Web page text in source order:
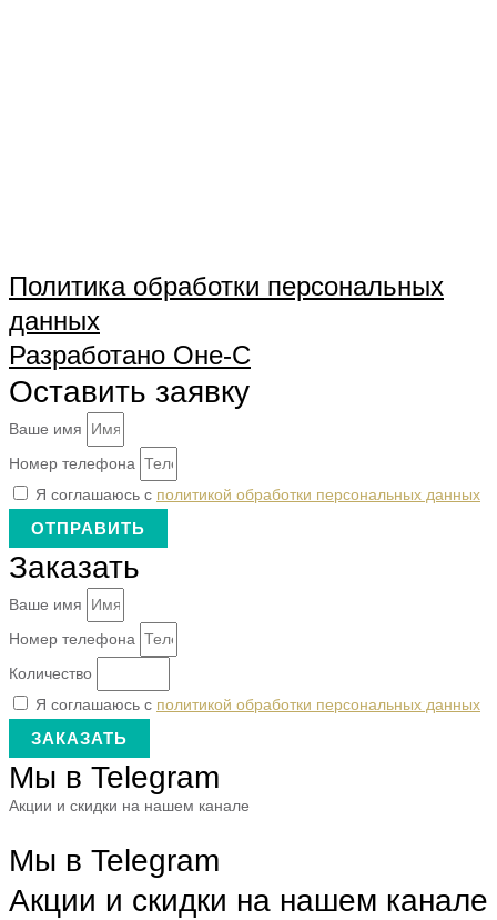
Политика обработки персональных
данных
Разработано Оне-С
Оставить заявку
Ваше имя
Номер телефона
Я соглашаюсь с политикой обработки персональных данных
ОТПРАВИТЬ
Заказать
Ваше имя
Номер телефона
Количество
Я соглашаюсь с политикой обработки персональных данных
ЗАКАЗАТЬ
Мы в Telegram
Акции и скидки на нашем канале
Мы в Telegram
Акции и скидки на нашем канале